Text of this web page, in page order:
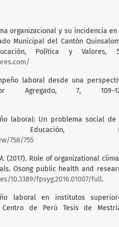
organizacional y su incidencia
Municipal del Cantón
Política y Valores,
laboral desde una
Agregado, 7,
laboral: Un problema social de
758/755
(2017). Role of organizational
Osong public health and
10.3389/fpsyg.2016.01007/full.
laboral en institutos
de Perú Tesis de